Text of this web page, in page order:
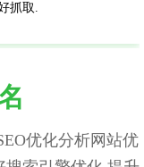
抓取.
优化分析网站优